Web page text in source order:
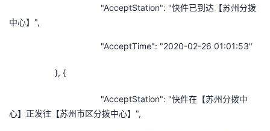
"AcceptStation": "快件已到达【苏州分拨
中心】",
"AcceptTime": "2020-02-26 01:01:53"
}, {
"AcceptStation": "快件在【苏州分拨中
心】正发往【苏州市区分拨中心】",